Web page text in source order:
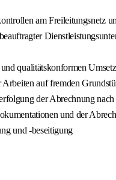
am Freileitungsnetz
qualitätskonformen
auf fremden
der Abrechnung
und der
und -beseitigung